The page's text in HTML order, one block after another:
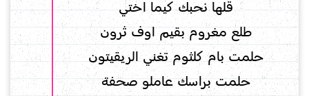
قلها نحبك كيما اختي
طلع مغروم بقيم اوف ثرون
حلمت بام كلثوم تغني الريقيتون
حلمت براسك عاملو صحفة